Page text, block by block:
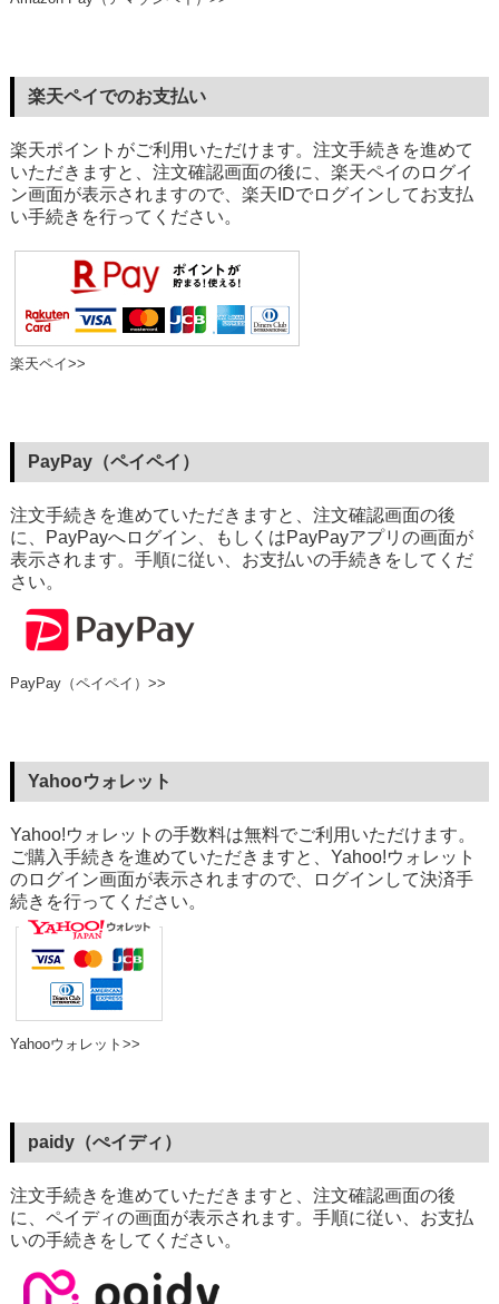
楽天ペイでのお支払い
楽天ポイントがご利用いただけます。注文手続きを進めて
いただきますと、注文確認画面の後に、楽天ペイのログイ
ン画面が表示されますので、楽天IDでログインしてお支払
い手続きを行ってください。
楽天ペイ>>
PayPay（ペイペイ）
注文手続きを進めていただきますと、注文確認画面の後
に、PayPayへログイン、もしくはPayPayアプリの画面が
表示されます。手順に従い、お支払いの手続きをしてくだ
さい。
PayPay（ペイペイ）>>
Yahooウォレット
Yahoo!ウォレットの手数料は無料でご利用いただけます。
ご購入手続きを進めていただきますと、Yahoo!ウォレット
のログイン画面が表示されますので、ログインして決済手
続きを行ってください。
Yahooウォレット>>
paidy（ぺイディ）
注文手続きを進めていただきますと、注文確認画面の後
に、ペイディの画面が表示されます。手順に従い、お支払
いの手続きをしてください。